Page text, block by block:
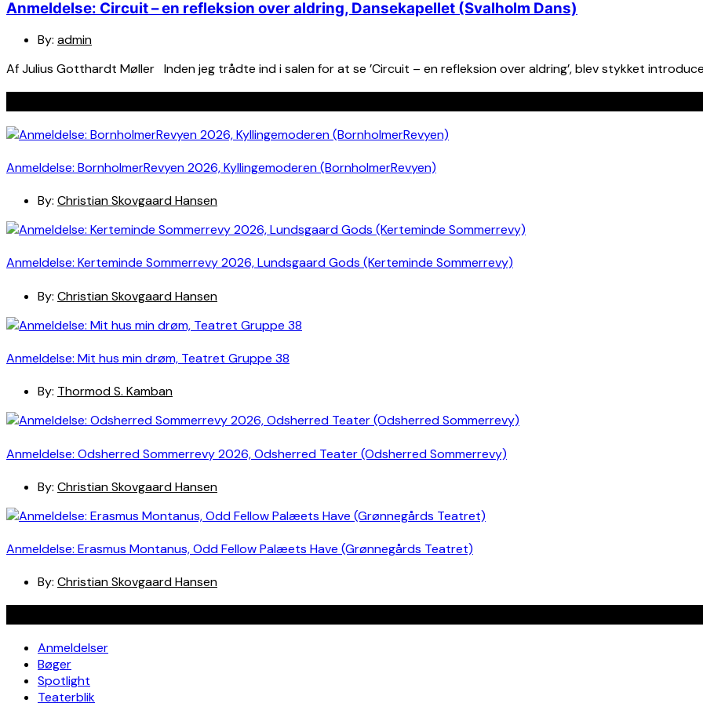
Anmeldelse: Circuit – en refleksion over aldring, Dansekapellet (Svalholm Dans)
By: admin
Af Julius Gotthardt Møller Inden jeg trådte ind i salen for at se ’Circuit – en refleksion over aldring’, blev stykket
Anmeldelse: BornholmerRevyen 2026, Kyllingemoderen (BornholmerRevyen)
By: Christian Skovgaard Hansen
Anmeldelse: Kerteminde Sommerrevy 2026, Lundsgaard Gods (Kerteminde Sommerrevy)
By: Christian Skovgaard Hansen
Anmeldelse: Mit hus min drøm, Teatret Gruppe 38
By: Thormod S. Kamban
Anmeldelse: Odsherred Sommerrevy 2026, Odsherred Teater (Odsherred Sommerrevy)
By: Christian Skovgaard Hansen
Anmeldelse: Erasmus Montanus, Odd Fellow Palæets Have (Grønnegårds Teatret)
By: Christian Skovgaard Hansen
Anmeldelser
Bøger
Spotlight
Teaterblik